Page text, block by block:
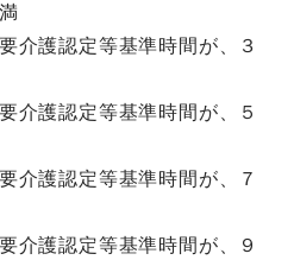
護認定等基準時間が、３
護認定等基準時間が、５
護認定等基準時間が、７
護認定等基準時間が、９